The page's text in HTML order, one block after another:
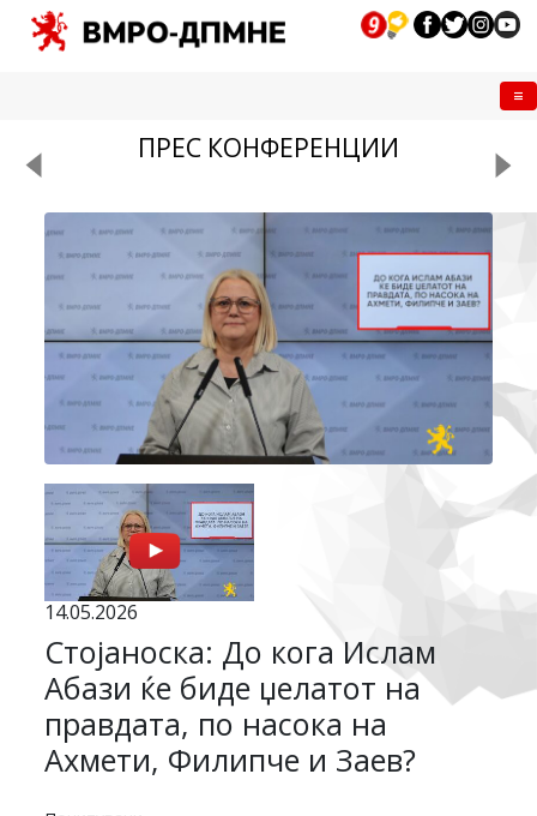
ПРЕС КОНФЕРЕНЦИИ
14.05.2026
Стојаноска: До кога Ислам
Абази ќе биде џелатот на
правдата, по насока на
Ахмети, Филипче и Заев?